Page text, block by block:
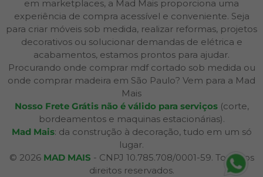
em marketplaces, a Mad Mais proporciona uma
experiência de compra acessível e conveniente. Seja
para criar móveis sob medida, realizar reformas, projetos
decorativos ou solucionar demandas de elétrica e
acabamentos, estamos prontos para ajudar.
Procurando onde comprar mdf cortado sob medida ou
onde comprar madeira em São Paulo? Vem para a Mad
Mais
Nosso Frete Grátis não é válido para serviços(corte,
bordeamentos e maquinas estacionárias).
Mad Mais: da construção à decoração, tudo em um só
lugar.
© 2026 MAD MAIS - CNPJ 10.785.708/0001-59. Todos os
direitos reservados.